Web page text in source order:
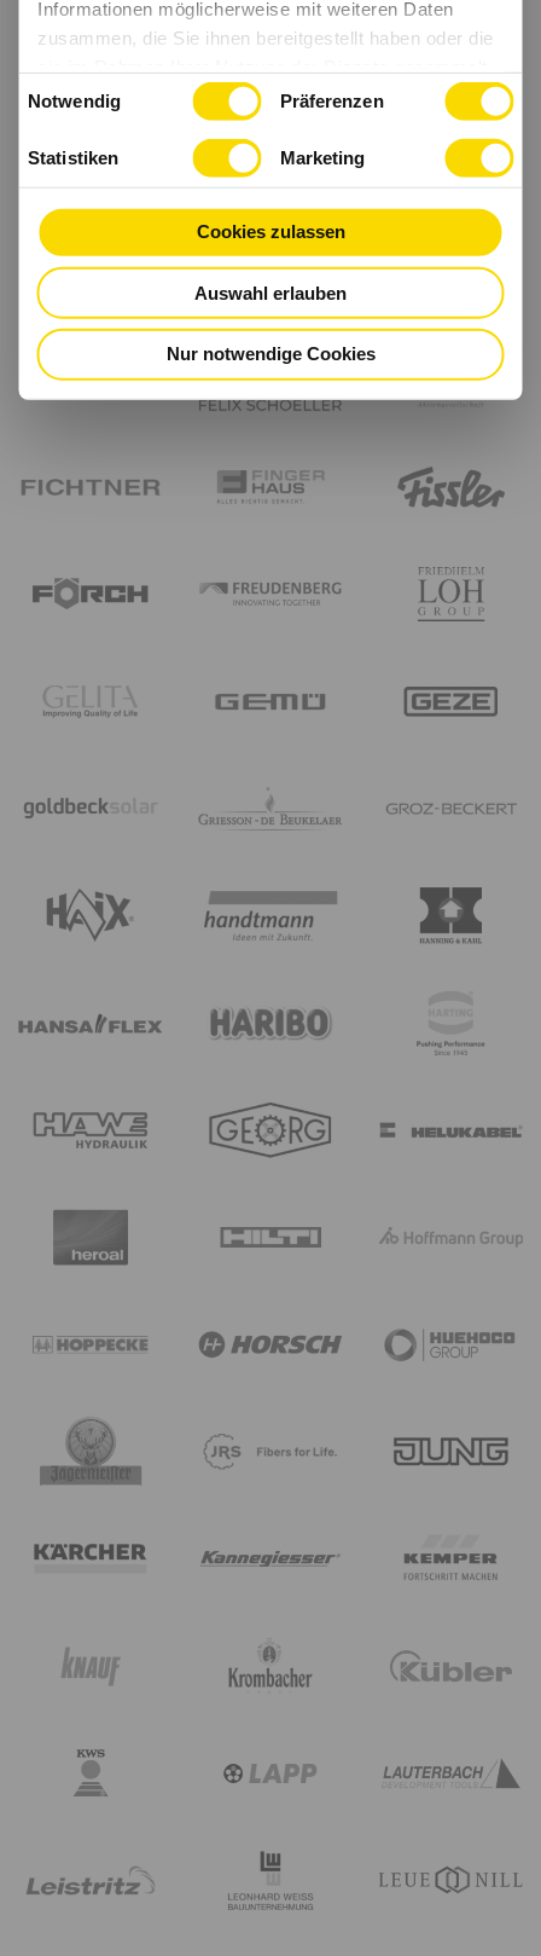
Informationen möglicherweise mit weiteren Daten
zusammen, die Sie ihnen bereitgestellt haben oder die
haben.
Notwendig Präferenzen
Statistiken Marketing
Cookies zulassen
Auswahl erlauben
Nur notwendige Cookies